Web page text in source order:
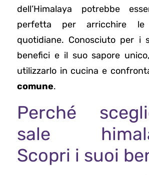
dell’Himalaya potrebbe
perfetta per arricchire
quotidiane. Conosciuto per i
benefici e il suo sapore
utilizzarlo in cucina e
comune.
Perché
sale
Scopri i suoi